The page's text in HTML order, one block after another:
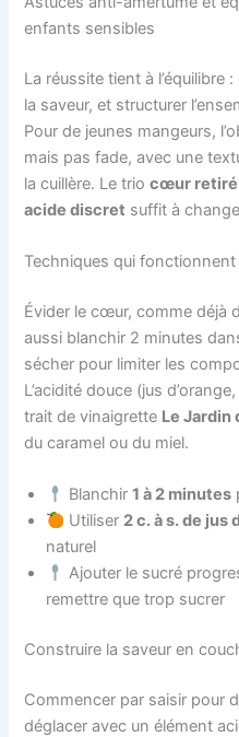
enfants sensibles
La réussite tient à l’équilibre
la saveur, et structurer
Pour de jeunes mangeurs,
mais pas fade, avec une
la cuillère. Le triocœur retiré
acide discret suffit à
Techniques qui
Évider le cœur, comme déjà
aussi blanchir 2 minutes
sécher pour limiter les
L’acidité douce (jus
trait de vinaigrette Le Jardin
du caramel ou du miel.
Blanchir1 à 2 minutes
Utiliser 2 c. à s. de jus
naturel
Ajouter le sucré
remettre que trop sucrer
Construire la saveur en
Commencer par saisir pour
déglacer avec un élément